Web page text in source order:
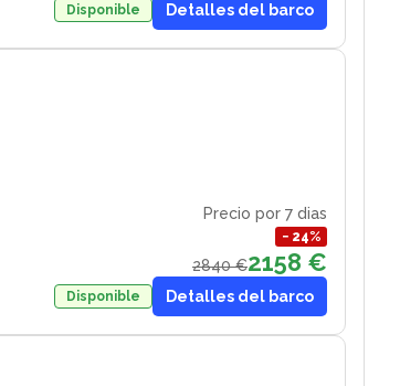
Disponible Detalles del barco
Precio por 7 dias
− 24%
2840 €2158 €
Disponible Detalles del barco